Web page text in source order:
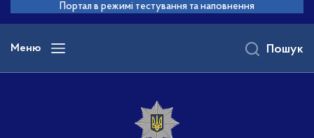
основного
вмісту
Портал в режимі тестування та наповнення
Меню Пошук